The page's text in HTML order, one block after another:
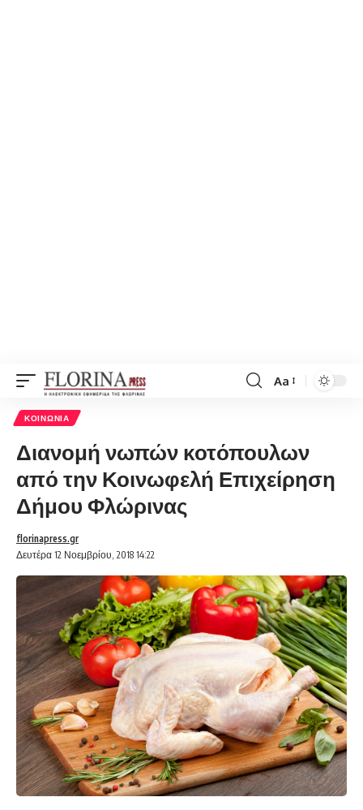
Font
Aa
ΚΟΙΝΩΝΊΑ
Διανομή νωπών κοτόπουλων
από την Κοινωφελή Επιχείρηση
Δήμου Φλώρινας
Δευτέρα 12 Νοεμβρίου, 2018 14:22
florinapress.gr